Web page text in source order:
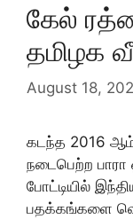
கேல்
தமிழக
August 18,
கடந்த 2016 ஆம்
நடைபெற்ற பாரா
போட்டியில்
பதக்கங்களை